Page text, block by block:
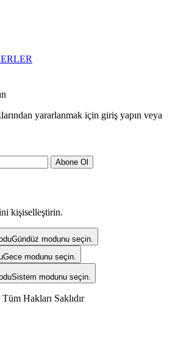
yararlanmak için giriş yapın veya
Abone Ol
kişiselleştirin.
Gündüz modunu seçin.
Gece modunu seçin.
Sistem modunu seçin.
Hakları Saklıdır